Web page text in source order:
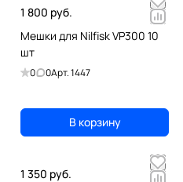
1 800 руб.
Мешки для Nilfisk VP300 10
шт
0 0Арт.1447
В корзину
1 350 руб.